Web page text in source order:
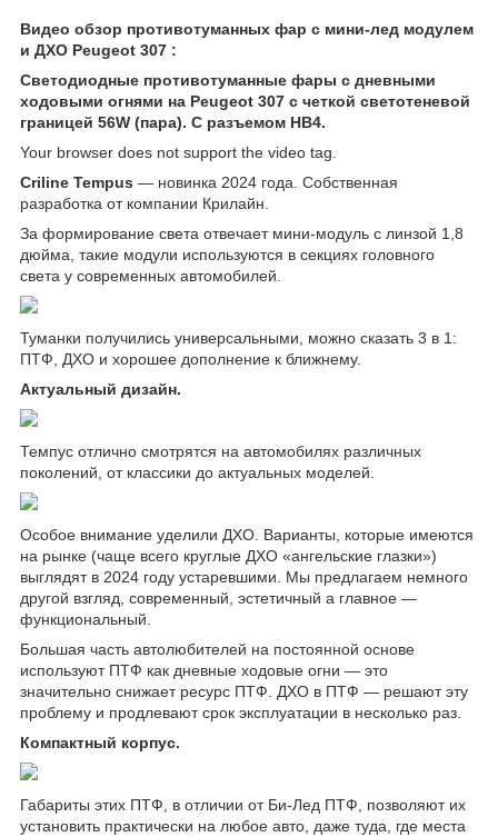
Видео обзор противотуманных фар c мини-лед модулем
и ДХО Peugeot 307 :
Светодиодные противотуманные фары с дневными
ходовыми огнями на Peugeot 307 с четкой светотеневой
границей 56W (пара). С разъемом HB4.
Your browser does not support the video tag.
Criline Tempus — новинка 2024 года. Собственная
разработка от компании Крилайн.
За формирование света отвечает мини-модуль с линзой 1,8
дюйма, такие модули используются в секциях головного
света у современных автомобилей.
Туманки получились универсальными, можно сказать 3 в 1:
ПТФ, ДХО и хорошее дополнение к ближнему.
Актуальный дизайн.
Темпус отлично смотрятся на автомобилях различных
поколений, от классики до актуальных моделей.
Особое внимание уделили ДХО. Варианты, которые имеются
на рынке (чаще всего круглые ДХО «ангельские глазки»)
выглядят в 2024 году устаревшими. Мы предлагаем немного
другой взгляд, современный, эстетичный а главное —
функциональный.
Большая часть автолюбителей на постоянной основе
используют ПТФ как дневные ходовые огни — это
значительно снижает ресурс ПТФ. ДХО в ПТФ — решают эту
проблему и продлевают срок эксплуатации в несколько раз.
Компактный корпус.
Габариты этих ПТФ, в отличии от Би-Лед ПТФ, позволяют их
установить практически на любое авто, даже туда, где места